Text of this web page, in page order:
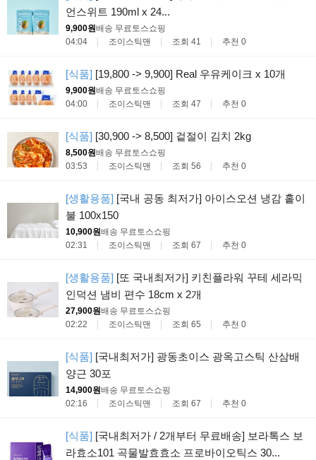
언스위트 190ml x 24...
9,900원배송 무료토스쇼핑
04:04
조이스틱맨 조회 41 추천 0
[식품] [19,800 -> 9,900] Real 우유케이크 x 10개
9,900원배송 무료토스쇼핑
04:00
조이스틱맨 조회 47 추천 0
[식품] [30,900 -> 8,500] 겉절이 김치 2kg
8,500원배송 무료토스쇼핑
03:53
조이스틱맨 조회 56 추천 0
[생활용품] [국내 공동 최저가] 아이스오션 냉감 홑이
불 100x150
10,900원배송 무료토스쇼핑
02:31
조이스틱맨 조회 67 추천 0
[생활용품] [또 국내최저가] 키친플라워 꾸테 세라믹
인덕션 냄비 편수 18cm x 2개
27,900원배송 무료토스쇼핑
02:22
조이스틱맨 조회 65 추천 0
[식품] [국내최저가] 광동초이스 광옥고스틱 산삼배
양근 30포
14,900원배송 무료토스쇼핑
02:16
조이스틱맨 조회 67 추천 0
[식품] [국내최저가 / 2개부터 무료배송] 보라톡스 보
라효소101 곡물발효효소 프로바이오틱스 30...